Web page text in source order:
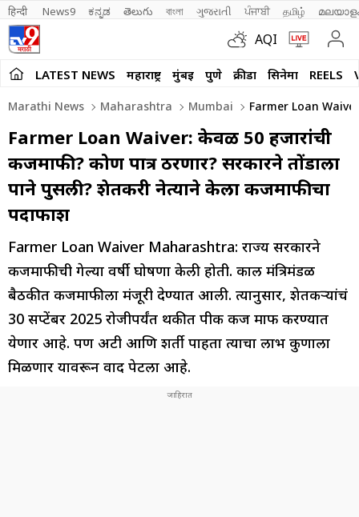
हिन्दी News9 ಕನ್ನಡ తెలుగు বাংলা ગુજરાતી ਪੰਜਾਬੀ தமிழ்
AQI
LATEST NEWS महाराष्ट्र मुंबई पुणे क्रीडा सिनेमा REELS
Marathi News Maharashtra Mumbai Farmer Loan
Farmer Loan Waiver: केवळ 50 हजारांची
कर्जमाफी? कोण पात्र ठरणार? सरकारने तोंडाला
पाने पुसली? शेतकरी नेत्याने केला कर्जमाफीचा
पर्दाफाश
Farmer Loan Waiver Maharashtra: राज्य सरकारने
कर्जमाफीची गेल्या वर्षी घोषणा केली होती. काल मंत्रिमंडळ
बैठकीत कर्जमाफीला मंजूरी देण्यात आली. त्यानुसार, शेतकऱ्यांचं
30 सप्टेंबर 2025 रोजीपर्यंत थकीत पीक कर्ज माफ करण्यात
येणार आहे. पण अटी आणि शर्ती पाहता त्याचा लाभ कुणाला
मिळणार यावरून वाद पेटला आहे.